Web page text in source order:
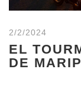
2/2/2024
EL
DE